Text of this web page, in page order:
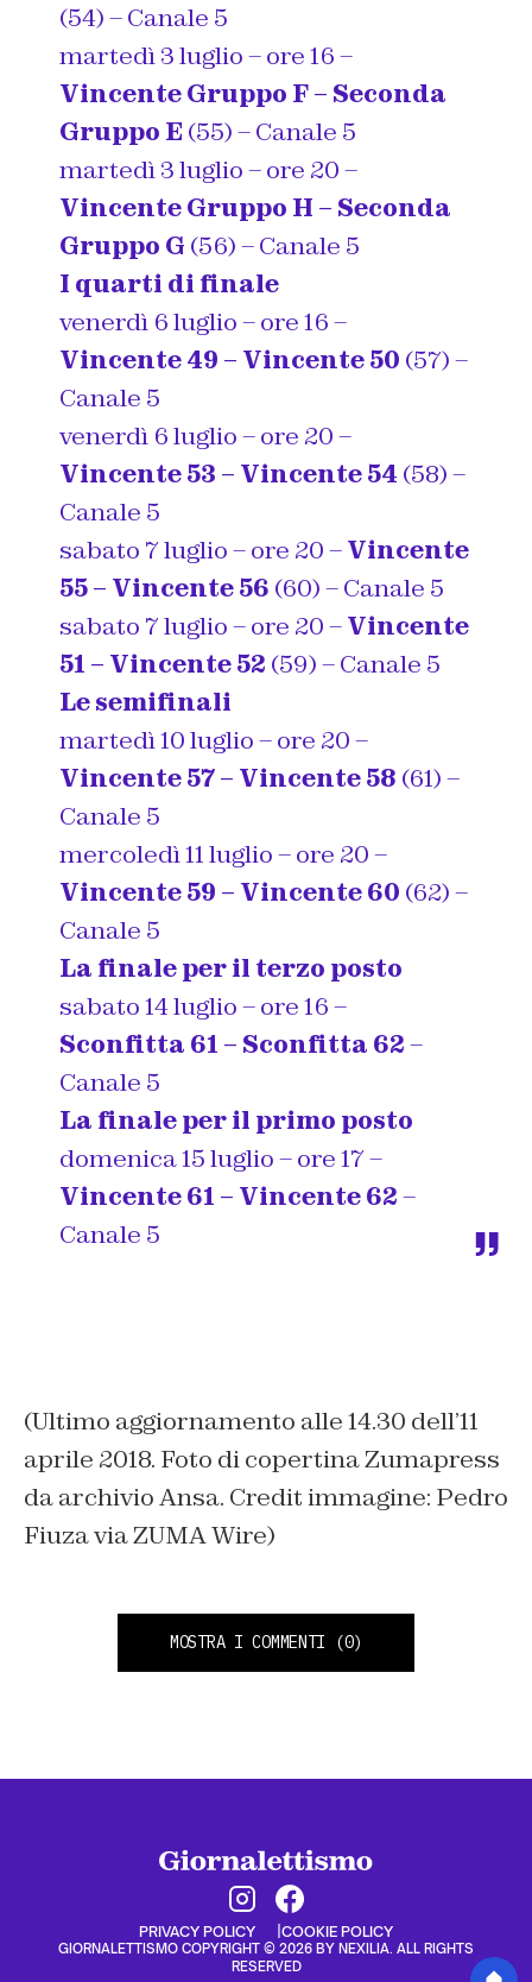
(54) – Canale 5
martedì 3 luglio – ore 16 –
Vincente Gruppo F – Seconda
Gruppo E (55) – Canale 5
martedì 3 luglio – ore 20 –
Vincente Gruppo H – Seconda
Gruppo G (56) – Canale 5
I quarti di finale
venerdì 6 luglio – ore 16 –
Vincente 49 – Vincente 50 (57) –
Canale 5
venerdì 6 luglio – ore 20 –
Vincente 53 – Vincente 54 (58) –
Canale 5
sabato 7 luglio – ore 20 –Vincente
55 – Vincente 56 (60) – Canale 5
sabato 7 luglio – ore 20 –Vincente
51 – Vincente 52 (59) – Canale 5
Le semifinali
martedì 10 luglio – ore 20 –
Vincente 57 – Vincente 58 (61) –
Canale 5
mercoledì 11 luglio – ore 20 –
Vincente 59 – Vincente 60 (62) –
Canale 5
La finale per il terzo posto
sabato 14 luglio – ore 16 –
Sconfitta 61 – Sconfitta 62–
Canale 5
La finale per il primo posto
domenica 15 luglio – ore 17 –
Vincente 61 – Vincente 62–
Canale 5
(Ultimo aggiornamento alle 14.30 dell’11
aprile 2018. Foto di copertina Zumapress
da archivio Ansa. Credit immagine: Pedro
Fiuza via ZUMA Wire)
MOSTRA I COMMENTI (0)
PRIVACY POLICY COOKIE POLICY
GIORNALETTISMO COPYRIGHT © 2026 BY NEXILIA. ALL RIGHTS
RESERVED